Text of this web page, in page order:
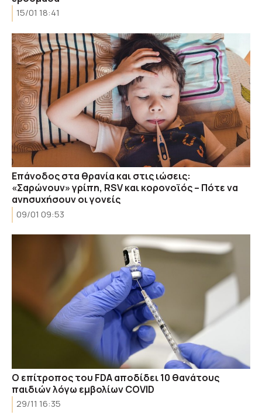
15/01 18:41
Επάνοδος στα θρανία και στις ιώσεις:
«Σαρώνουν» γρίπη, RSV και κορονοϊός – Πότε να
ανησυχήσουν οι γονείς
09/01 09:53
Ο επίτροπος του FDA αποδίδει 10 θανάτους
παιδιών λόγω εμβολίων COVID
29/11 16:35